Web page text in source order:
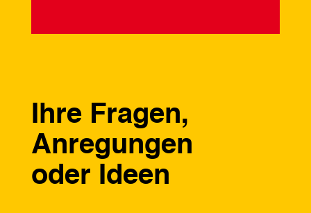
Ihre Fragen,
Anregungen
oder Ideen